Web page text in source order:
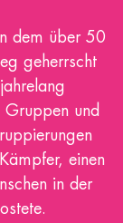
dem über 50
geherrscht
Gruppen und
einen
in der